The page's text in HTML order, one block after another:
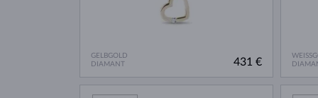
GELBGOLD
DIAMANT
431 €